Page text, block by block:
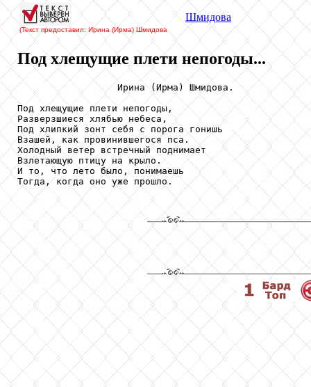
(Текст предоставил: Ирина (Ирма) Шмидова
Шмидова
Под хлещущие плети непогоды...
                  Ирина (Ирма) Шмидова.
Под хлещущие плети непогоды,
Разверзшиеся хлябью небеса,
Под хлипкий зонт себя с порога гонишь
Взашей, как провинившегося пса.
Холодный ветер встречный поднимает
Взлетающую птицу на крыло.
И то, что лето было, понимаешь
Тогда, когда оно уже прошло.